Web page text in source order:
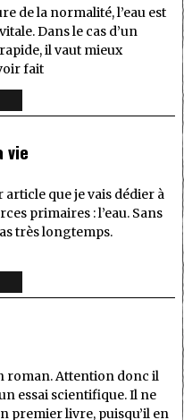
de la normalité, l’eau est
Dans le cas d’un
il vaut mieux
fait
vie
article que je vais dédier à
primaires : l’eau. Sans
très longtemps.
roman. Attention donc il
essai scientifique. Il ne
premier livre, puisqu’il en